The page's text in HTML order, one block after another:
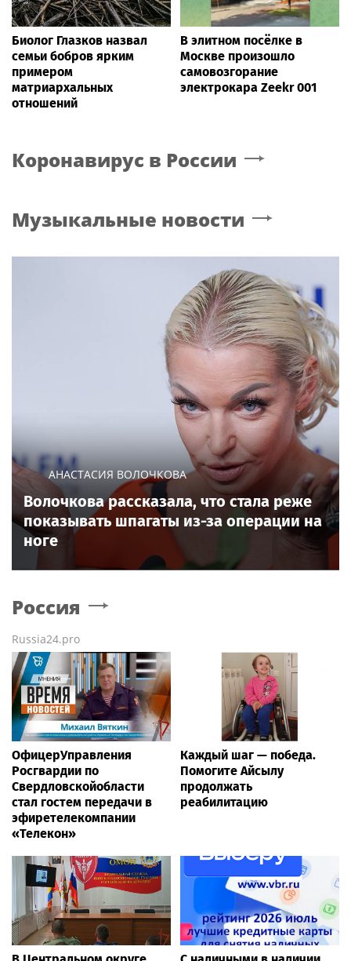
Биолог Глазков назвал
семьи бобров ярким
примером
матриархальных
отношений
В элитном посёлке в
Москве произошло
самовозгорание
электрокара Zeekr 001
Коронавирус в России
Музыкальные новости
АНАСТАСИЯ ВОЛОЧКОВА
Волочкова рассказала, что стала реже
показывать шпагаты из-за операции на
ноге
Россия
Russia24.pro
ОфицерУправления
Росгвардии по
Свердловскойобласти
стал гостем передачи в
эфиретелекомпании
«Телекон»
Каждый шаг — победа.
Помогите Айсылу
продолжать
реабилитацию